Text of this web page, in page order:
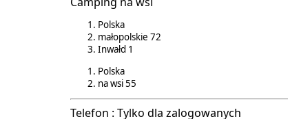
Polska
małopolskie 72
Inwałd 1
Polska
na wsi55
Telefon : Tylko dla zalogowanych